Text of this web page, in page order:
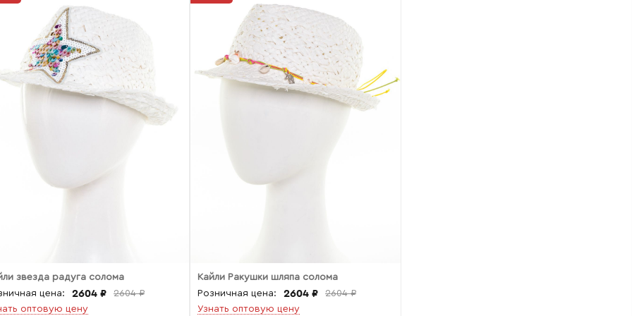
звезда радуга солома
цена:
2604 ₽
2604 ₽
оптовую цену
Кайли Ракушки шляпа солома
Розничная цена:
2604 ₽
2604 ₽
Узнать оптовую цену